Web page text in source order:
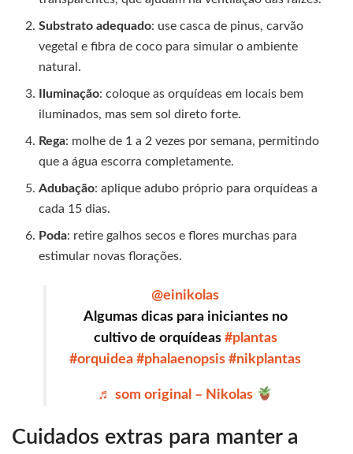
Substrato adequado: use casca de pinus, carvão
vegetal e fibra de coco para simular o ambiente
natural.
Iluminação: coloque as orquídeas em locais bem
iluminados, mas sem sol direto forte.
Rega: molhe de 1 a 2 vezes por semana, permitindo
que a água escorra completamente.
Adubação: aplique adubo próprio para orquídeas a
cada 15 dias.
Poda: retire galhos secos e flores murchas para
estimular novas florações.
@einikolas
Algumas dicas para iniciantes no
cultivo de orquídeas #plantas
#orquidea #phalaenopsis #nikplantas
♬ som original – Nikolas
Cuidados extras para manter a